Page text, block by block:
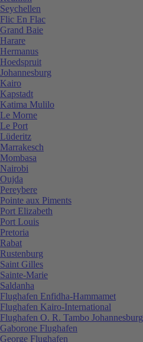
Seychellen
Flic En Flac
Grand Baie
Harare
Hermanus
Hoedspruit
Johannesburg
Kairo
Kapstadt
Katima Mulilo
Le Morne
Le Port
Lüderitz
Marrakesch
Mombasa
Nairobi
Oujda
Pereybere
Pointe aux Piments
Port Elizabeth
Port Louis
Pretoria
Rabat
Rustenburg
Saint Gilles
Sainte-Marie
Saldanha
Flughafen Enfidha-Hammamet
Flughafen Kairo-International
Flughafen O. R. Tambo Johannesburg
Gaborone Flughafen
George Flughafen